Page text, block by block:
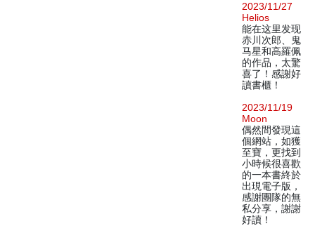
2023/11/27
Helios
能在这里发现
赤川次郎、鬼
马星和高羅佩
的作品，太驚
喜了！感謝好
讀書櫃！
2023/11/19
Moon
偶然間發現這
個網站，如獲
至寶，更找到
小時候很喜歡
的一本書終於
出現電子版，
感謝團隊的無
私分享，謝謝
好讀！